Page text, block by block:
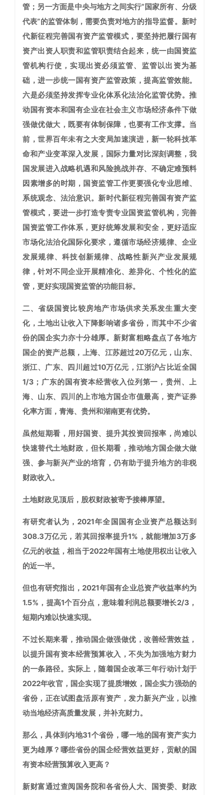
管；另一方面是中央与地方之间实行“国家所有、分级
代表”的监管体制，需要负责对地方的指导监督。新时
代新征程完善国有资产监管模式，要坚持把履行国有
资产出资人职责和监管职责结合起来，统一由国资监
管机构行使，实现出资必须监管、监管以出资为基
础，进一步统一国有资产监管政策，提高监管效能。
六是必须坚持发挥专业化体系化法治化监管优势。 推
动国有资本和国有企业在社会主义市场经济条件下做
强做优做大，既要有体制保障，也要有工作支撑。当
前，世界百年未有之大变局加速演进，新一轮科技革
命和产业变革深入发展，国际力量对比深刻调整，我
国发展进入战略机遇和风险挑战并存、不确定难预料
因素增多的时期，国资监管工作更要强化专业思维、
系统观念、法治意识。新时代新征程完善国有资产监
管模式，要进一步打造专责专业国资监管机构，完善
国资监管工作体系，更好统筹发展和安全，更好适应
市场化法治化国际化要求，遵循市场经济规律、企业
发展规律、科技创新规律、战略性新兴产业发展规
律，针对不同企业开展精准化、差异化、个性化的监
管，更好实现国资监管的功能目标。
二、省级国资比较房地产市场供求关系发生重大变
化，土地出让收入下降影响诸多省份，而其中不少省
份的国企实力亦十分雄厚。新财富粗略盘点了各地方
国企的资产总额，上海、江苏超过20万亿元，山东、
浙江、广东、四川超过10万亿元，江浙沪占比近全国
1/3；广东的国有资本经营收入位列第一，贵州、上
海、山东、四川的上市地方国企市值最高，资产证券
化率方面，青海、贵州和湖南更有优势。
虽然短期看，用好国资、提升其投资回报率，尚难以
快速替代土地财政，但长期看，推动地方国企做大做
强、参与新兴产业的培育，仍有助于提升地方的非税
财政收入。
土地财政见顶后，股权财政被寄予接棒厚望。
有研究者认为，2021年全国国有企业资产总额达到
308.3万亿元，若其回报率提升1%，就能增加3万多
亿元的收益，相当于2022年国有土地使用权出让收入
的近一半。
但也有研究指出，2021年国有企业总资产收益率约为
1.5%，提高1个百分点，意味着利润总额要增长2/3，
短期内难以快速实现。
不过长期来看，推动国企做强做优，改善经营效益，
以提升国有资本经营预算收入，不失为加强地方财力
的一条路径。实际上，随着国企改革三年行动计划于
2022年收官，国企实现了提质增效，国企实力强劲的
省份，正在试图盘活原有资产，发力新兴产业，以推
动当地经济高质量发展，并补充财力。
那么，具体到内地31个省份，哪一地的国有资产实力
更为雄厚？哪些省份的国企经营效益更好，贡献的国
有资本经营预算收入更高？
新财富通过查阅国务院和各省份人大、国资委、财政